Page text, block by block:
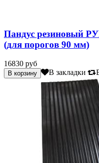
Пандус резиновый
(для порогов 90 мм)
16830 руб
В закладки